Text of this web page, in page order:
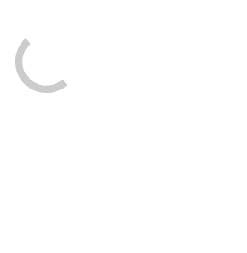
решение по поводу посещения!
нет, что запомнилось, что